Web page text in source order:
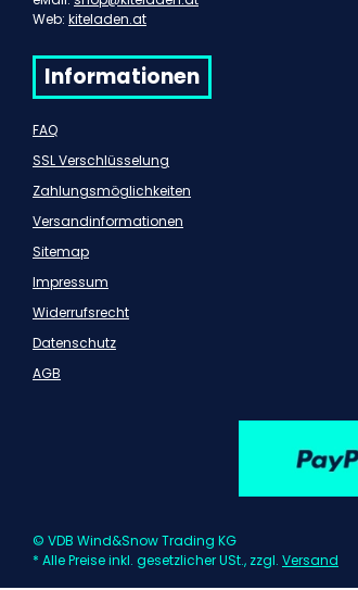
Web: kiteladen.at
Informationen
FAQ
SSL Verschlüsselung
Zahlungsmöglichkeiten
Versandinformationen
Sitemap
Impressum
Widerrufsrecht
Datenschutz
AGB
© VDB Wind&Snow Trading KG
* Alle Preise inkl. gesetzlicher USt., zzgl. Versand